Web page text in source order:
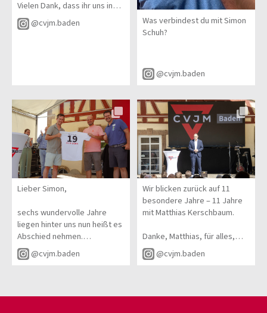
Vielen Dank, dass ihr uns in
den vergangenen Monaten
begleitet habt. Wir freuen uns
Bis dahin könnt ihr gerne
weiterhin einen Blick auf
diese Kanäle werfen. Dort
bekommt ihr Eindrücke
davon, was im Sommer in
Baden alles passiert und
welche vielfältigen Angebote
Wir wünschen euch eine
gesegnete, erholsame und
@cvjm.baden
Was verbindest du mit Simon
Schuh?
@cvjm.baden
Lieber Simon,
sechs wundervolle Jahre
liegen hinter uns nun heißt es
Abschied nehmen.
Danke für deinen treuen
du das Evangelium mit
@cvjm.baden
Wir blicken zurück auf 11
besondere Jahre – 11 Jahre
mit Matthias Kerschbaum.
Danke, Matthias, für alles,
was du investiert, bewegt
und mitgetragen hast. Für
von Herzen dankbar.
@cvjm.baden